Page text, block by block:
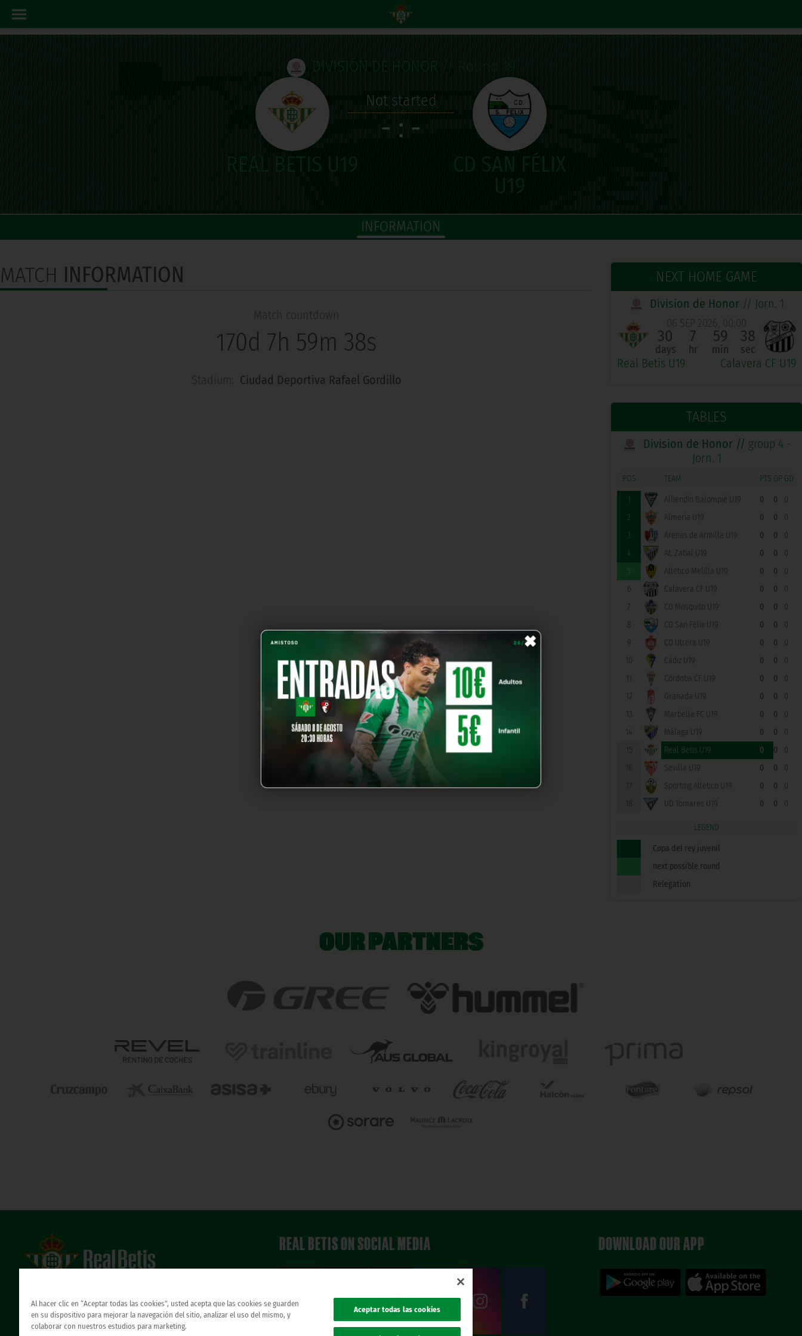
DIVISIÓN DE HONOR// Round 19
Not started
- : -
INFORMATION
×
NEXT HOME GAME
Division de Honor // Jorn. 1
Real Betis U19
06 SEP 2026, 00:00
30
days
7
hr
59
min
37
sec
Calavera CF U19
TABLES
Division de Honor // group 4 -
Jorn. 1
POS TEAM PTS GP GD
1 Alhendín Balompié U19 0 0
0
2
Almería U19 0 0
0
3
Arenas de Armilla U19 0 0
0
4
At. Zabal U19 0 0
0
5
Atlético Melilla U19 0 0
0
6
Calavera CF U19 0 0
0
7
CD Mosquito U19 0 0
0
8
CD San Félix U19 0 0
0
9
CD Utrera U19 0 0
0
10
Cádiz U19 0 0
0
11
Córdoba CF U19 0 0
0
12
Granada U19 0 0
0
13
Marbella FC U19 0 0
0
14
Málaga U19 0 0
0
15
Real Betis U19 0 0
0
16
Sevilla U19 0 0
0
17
Sporting Atlético U19 0 0
0
UD Tomares U19 0 0 0
LEGEND
Copa del rey juvenil
next possible round
Relegation
MATCH INFORMATION
Match countdown
170d 7h 59m 37s
Stadium: Ciudad Deportiva Rafael Gordillo
OUR PARTNERS
Atención al Bético
REAL BETIS ON SOCIAL MEDIA DOWNLOAD OUR APP
Al hacer clic en “Aceptar todas las cookies”, usted acepta que las cookies se guarden
en su dispositivo para mejorar la navegación del sitio, analizar el uso del mismo, y
colaborar con nuestros estudios para marketing.
Aceptar todas las cookies